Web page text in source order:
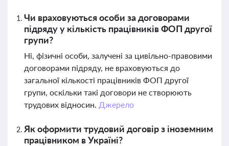
Чи враховуються особи за договорами
підряду у кількість працівників ФОП другої
групи?
Ні, фізичні особи, залучені за цивільно-правовими
договорами підряду, не враховуються до
загальної кількості працівників ФОП другої
групи, оскільки такі договори не створюють
трудових відносин. Джерело
Як оформити трудовий договір з іноземним
працівником в Україні?